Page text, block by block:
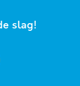
slag!